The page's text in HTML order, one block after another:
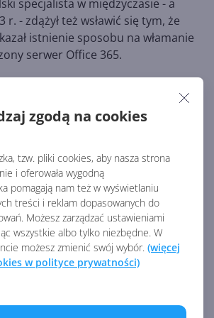
zgodą na cookies
tzw. pliki cookies, aby nasza strona
i oferowała wygodną
pomagają nam też w wyświetlaniu
treści i reklam dopasowanych do
Możesz zarządzać ustawieniami
wszystkie albo tylko niezbędne. W
możesz zmienić swój wybór. (więcej
w polityce prywatności)
specjalista w międzyczasie - a
r. - zdążył też wsławić się tym, że
istnienie sposobu na włamanie
serwer Office 365.
mobile-first
" powinno wiązać się z
Technologia od Adallom
się do jeszcze lepszego
Microsoftu. Z drugiej strony
ułatwić planowane przez Microsoft
cyberbezpieczeństwa w Izraelu.
news/microsoft-acquires-
firm-adallom-addressing-cyber-